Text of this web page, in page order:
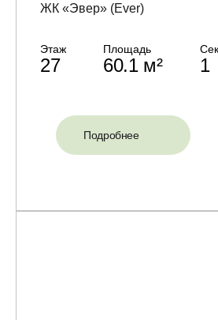
ЖК «Эвер» (Ever)
Этаж
27
Площадь
60.1 м² 1
Подробнее